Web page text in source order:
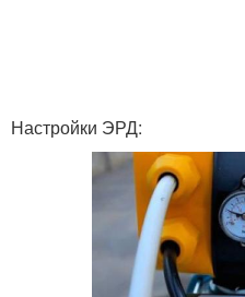
Настройки ЭРД: